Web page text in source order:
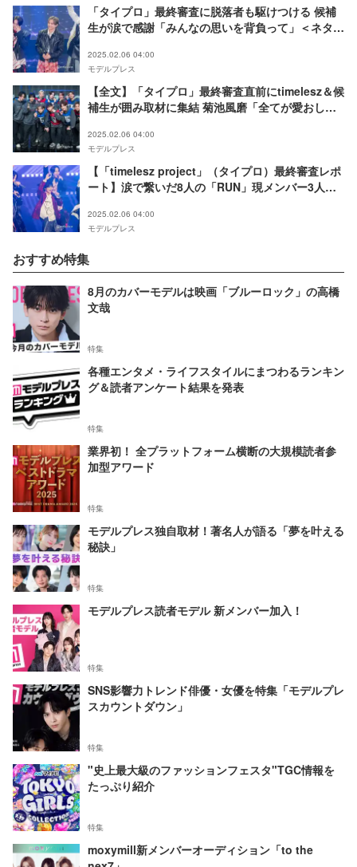
「タイプロ」最終審査に脱落者も駆けつける 候補
生が涙で感謝「みんなの思いを背負って」＜ネタバ
2025.02.06 04:00
モデルプレス
【全文】「タイプロ」最終審査直前にtimelesz＆候
補生が囲み取材に集結 菊池風磨「全てが愛おしい
2025.02.06 04:00
モデルプレス
【「timelesz project」（タイプロ）最終審査レポ
ート】涙で繋いだ8人の「RUN」現メンバー3人と
て」＜ネタバレあり＞
2025.02.06 04:00
モデルプレス
おすすめ特集
8月のカバーモデルは映画「ブルーロック」の高橋
文哉
特集
各種エンタメ・ライフスタイルにまつわるランキン
グ＆読者アンケート結果を発表
特集
業界初！ 全プラットフォーム横断の大規模読者参
加型アワード
特集
モデルプレス独自取材！著名人が語る「夢を叶える
秘訣」
特集
モデルプレス読者モデル 新メンバー加入！
特集
SNS影響力トレンド俳優・女優を特集「モデルプレ
スカウントダウン」
特集
"史上最大級のファッションフェスタ"TGC情報を
たっぷり紹介
特集
moxymill新メンバーオーディション「to the